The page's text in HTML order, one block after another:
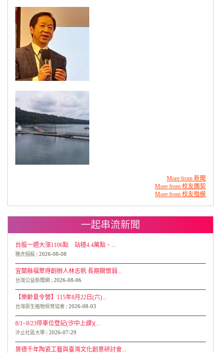
More from 新聞
More from 校友團契
More from 校友楷模
一起串流新聞
台股一週大漲1106點 站穩4.4萬點、...
雅虎個股 2026-08-08
宜蘭縣福聚得創辦人林志帆 長期關懷弱...
台灣公益新聞網 2026-08-06
【樂齡夏令營】115年8月22日(六)...
台灣原生植物保育協會 2026-08-03
8/1~8/23停車位登記(汐中上課)(...
汐止社區大學 2026-07-29
景德千年陶瓷工藝與臺灣文化創意研討會...